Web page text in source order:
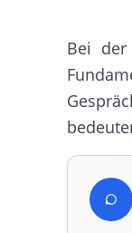
Bei der